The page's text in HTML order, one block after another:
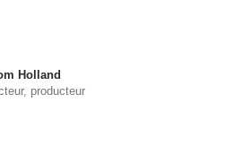
Holland
producteur